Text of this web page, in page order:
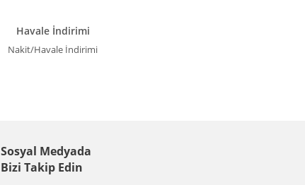
Havale İndirimi
Nakit/Havale İndirimi
Sosyal Medyada
Bizi Takip Edin